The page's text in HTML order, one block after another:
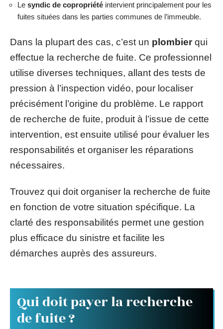
Le syndic de copropriété intervient principalement pour les
fuites situées dans les parties communes de l’immeuble.
Dans la plupart des cas, c’est un plombierqui
effectue la recherche de fuite. Ce professionnel
utilise diverses techniques, allant des tests de
pression à l’inspection vidéo, pour localiser
précisément l’origine du problème. Le rapport
de recherche de fuite, produit à l’issue de cette
intervention, est ensuite utilisé pour évaluer les
responsabilités et organiser les réparations
nécessaires.
Trouvez qui doit organiser la recherche de fuite
en fonction de votre situation spécifique. La
clarté des responsabilités permet une gestion
plus efficace du sinistre et facilite les
démarches auprès des assureurs.
Qui doit payer la recherche
de fuite ?